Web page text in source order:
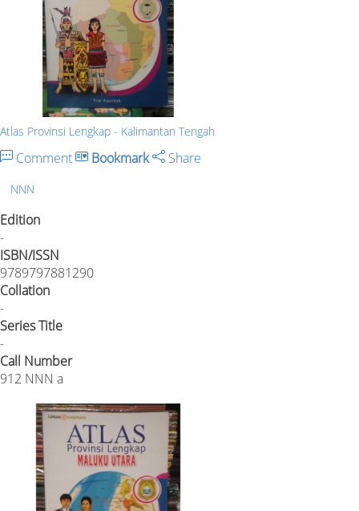
Atlas Provinsi Lengkap - Kalimantan Tengah
Comment Bookmark Share
NNN
Edition
-
ISBN/ISSN
9789797881290
Collation
-
Series Title
-
Call Number
912 NNN a